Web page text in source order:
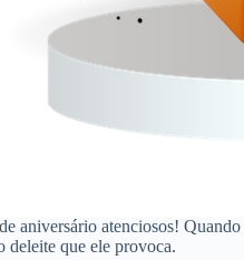
aniversário atenciosos!
deleite que ele provoca.